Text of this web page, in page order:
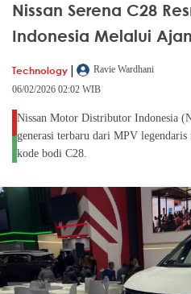
Nissan Serena C28
Indonesia Melalui
Technology |
Ravie Wardhani
06/02/2026 02:02 WIB
Nissan Motor Distributor Indonesia
generasi terbaru dari MPV legendaris
kode bodi C28.